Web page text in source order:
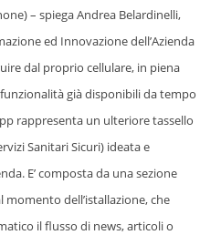
– spiega Andrea Belardinelli,
ed Innovazione dell’Azienda
dal proprio cellulare, in piena
già disponibili da tempo
rappresenta un ulteriore tassello
Sanitari Sicuri) ideata e
E’ composta da una sezione
dell’istallazione, che
il flusso di news, articoli o